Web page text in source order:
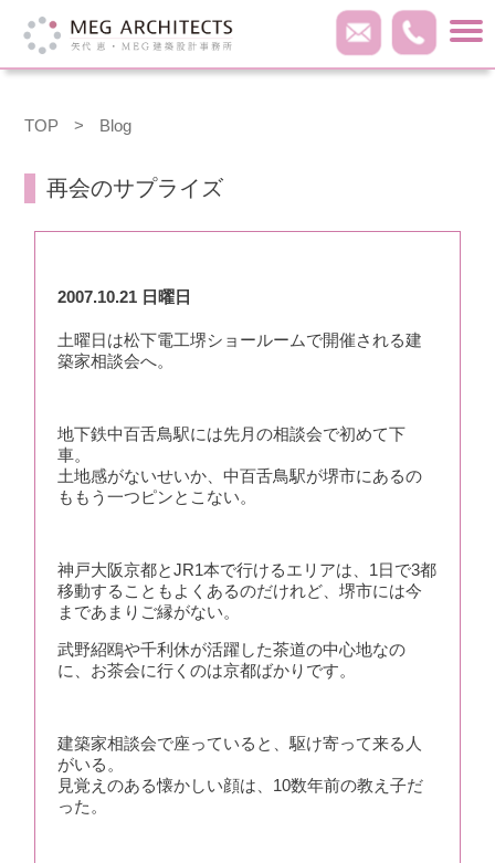
TOP > Blog
再会のサプライズ
2007.10.21 日曜日
土曜日は松下電工堺ショールームで開催される建
築家相談会へ。
地下鉄中百舌鳥駅には先月の相談会で初めて下
車。
土地感がないせいか、中百舌鳥駅が堺市にあるの
ももう一つピンとこない。
神戸大阪京都とJR1本で行けるエリアは、1日で3都
移動することもよくあるのだけれど、堺市には今
まであまりご縁がない。
武野紹鴎や千利休が活躍した茶道の中心地なの
に、お茶会に行くのは京都ばかりです。
建築家相談会で座っていると、駆け寄って来る人
がいる。
見覚えのある懐かしい顔は、10数年前の教え子だ
った。